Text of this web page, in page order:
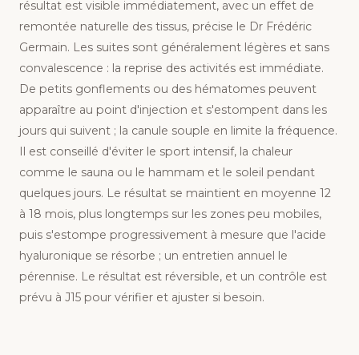
résultat est visible immédiatement, avec un effet de
remontée naturelle des tissus, précise le Dr Frédéric
Germain. Les suites sont généralement légères et sans
convalescence : la reprise des activités est immédiate.
De petits gonflements ou des hématomes peuvent
apparaître au point d'injection et s'estompent dans les
jours qui suivent ; la canule souple en limite la fréquence.
Il est conseillé d'éviter le sport intensif, la chaleur
comme le sauna ou le hammam et le soleil pendant
quelques jours. Le résultat se maintient en moyenne 12
à 18 mois, plus longtemps sur les zones peu mobiles,
puis s'estompe progressivement à mesure que l'acide
hyaluronique se résorbe ; un entretien annuel le
pérennise. Le résultat est réversible, et un contrôle est
prévu à J15 pour vérifier et ajuster si besoin.